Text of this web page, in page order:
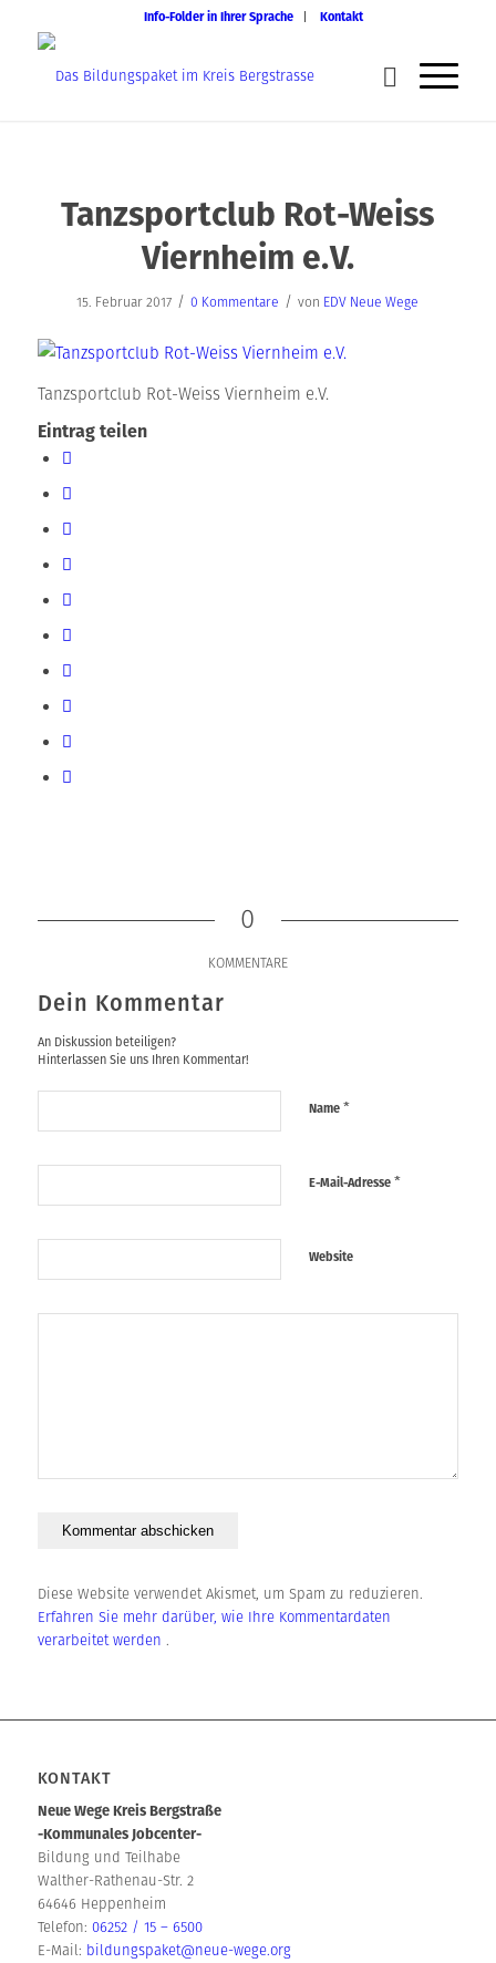
Info-Folder in Ihrer Sprache Kontakt
Tanzsportclub Rot-Weiss
Viernheim e.V.
15. Februar 2017 / 0 Kommentare / von EDV Neue Wege
Tanzsportclub Rot-Weiss Viernheim e.V.
Eintrag teilen
0
KOMMENTARE
Dein Kommentar
An Diskussion beteiligen?
Hinterlassen Sie uns Ihren Kommentar!
Name*
E-Mail-Adresse*
Website
Diese Website verwendet Akismet, um Spam zu reduzieren.
Erfahren Sie mehr darüber, wie Ihre Kommentardaten
verarbeitet werden .
KONTAKT
Neue Wege Kreis Bergstraße
-Kommunales Jobcenter-
Bildung und Teilhabe
Walther-Rathenau-Str. 2
64646 Heppenheim
Telefon: 06252 / 15 – 6500
E-Mail: bildungspaket@neue-wege.org